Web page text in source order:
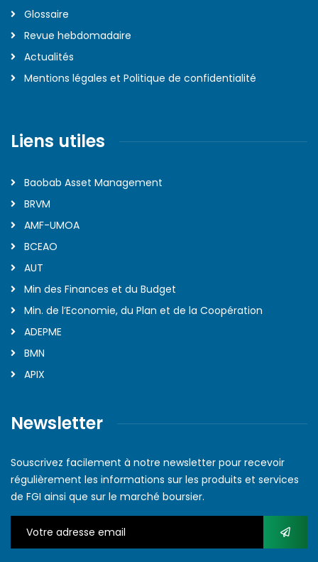
Glossaire
Revue hebdomadaire
Actualités
Mentions légales et Politique de confidentialité
Liens utiles
Baobab Asset Management
BRVM
AMF-UMOA
BCEAO
AUT
Min des Finances et du Budget
Min. de l’Economie, du Plan et de la Coopération
ADEPME
BMN
APIX
Newsletter
Souscrivez facilement à notre newsletter pour recevoir
régulièrement les informations sur les produits et services
de FGI ainsi que sur le marché boursier.